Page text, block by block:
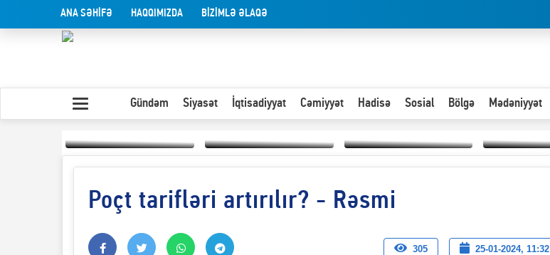
ANA SƏHİFƏ HAQQIMIZDA BİZİMLƏ ƏLAQƏ
Gündəm Siyasət İqtisadiyyat Cəmiyyət Hadisə Sosial Bölgə Mədəniyyət
Yaxın Şərqdəki
müharibənin qısa Olduğu kimi görünən
Paytaxta giriş vizası —
"Xoş gəldin, cibində
Poçt tarifləri artırılır? - Rəsmi
305 25-01-2024, 11:32